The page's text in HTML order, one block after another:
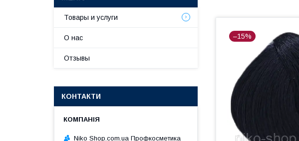
–15%
Товары и услуги
О нас
Отзывы
КОНТАКТИ
Niko Shop.com.ua Профкосметика